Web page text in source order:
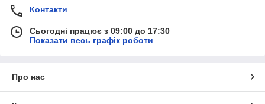
Контакти
Сьогодні працює з 09:00 до 17:30
Показати весь графік роботи
Про нас